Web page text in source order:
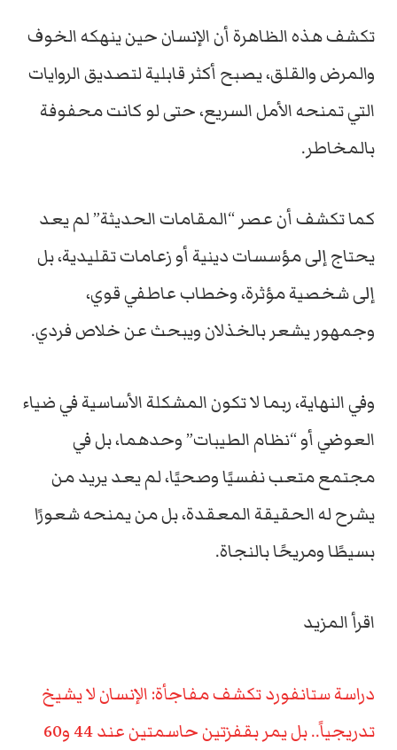
تكشف هذه الظاهرة أن الإنسان حين ينهكه الخوف
والمرض والقلق، يصبح أكثر قابلية لتصديق الروايات
التي تمنحه الأمل السريع، حتى لو كانت محفوفة
بالمخاطر.
كما تكشف أن عصر “المقامات الحديثة” لم يعد
يحتاج إلى مؤسسات دينية أو زعامات تقليدية، بل
إلى شخصية مؤثرة، وخطاب عاطفي قوي،
وجمهور يشعر بالخذلان ويبحث عن خلاص فردي.
وفي النهاية، ربما لا تكون المشكلة الأساسية في ضياء
العوضي أو “نظام الطيبات” وحدهما، بل في
مجتمع متعب نفسيًا وصحيًا، لم يعد يريد من
يشرح له الحقيقة المعقدة، بل من يمنحه شعورًا
بسيطًا ومريحًا بالنجاة.
اقرأ المزيد
دراسة ستانفورد تكشف مفاجأة: الإنسان لا يشيخ
تدريجياً.. بل يمر بقفزتين حاسمتين عند 44 و60